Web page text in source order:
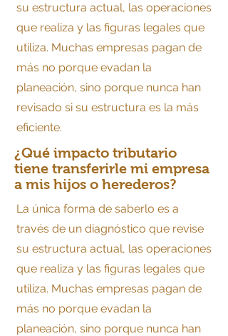
su estructura actual, las operaciones
que realiza y las figuras legales que
utiliza. Muchas empresas pagan de
más no porque evadan la
planeación, sino porque nunca han
revisado si su estructura es la más
eficiente.
¿Qué impacto tributario
tiene transferirle mi empresa
a mis hijos o herederos?
La única forma de saberlo es a
través de un diagnóstico que revise
su estructura actual, las operaciones
que realiza y las figuras legales que
utiliza. Muchas empresas pagan de
más no porque evadan la
planeación, sino porque nunca han